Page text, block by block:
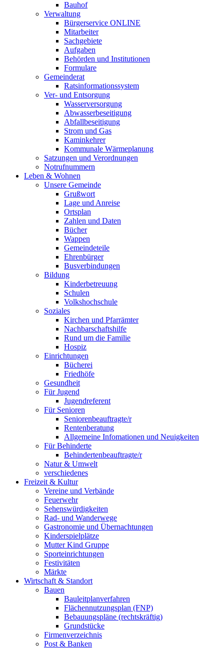
Bauhof
Verwaltung
Bürgerservice ONLINE
Mitarbeiter
Sachgebiete
Aufgaben
Behörden und Institutionen
Formulare
Gemeinderat
Ratsinformationssystem
Ver- und Entsorgung
Wasserversorgung
Abwasserbeseitigung
Abfallbeseitigung
Strom und Gas
Kaminkehrer
Kommunale Wärmeplanung
Satzungen und Verordnungen
Notrufnummern
Leben & Wohnen
Unsere Gemeinde
Grußwort
Lage und Anreise
Ortsplan
Zahlen und Daten
Bücher
Wappen
Gemeindeteile
Ehrenbürger
Busverbindungen
Bildung
Kinderbetreuung
Schulen
Volkshochschule
Soziales
Kirchen und Pfarrämter
Nachbarschaftshilfe
Rund um die Familie
Hospiz
Einrichtungen
Bücherei
Friedhöfe
Gesundheit
Für Jugend
Jugendreferent
Für Senioren
Seniorenbeauftragte/r
Rentenberatung
Allgemeine Infomationen und Neuigkeiten
Für Behinderte
Behindertenbeauftragte/r
Natur & Umwelt
verschiedenes
Freizeit & Kultur
Vereine und Verbände
Feuerwehr
Sehenswürdigkeiten
Rad- und Wanderwege
Gastronomie und Übernachtungen
Kinderspielplätze
Mutter Kind Gruppe
Sporteinrichtungen
Festivitäten
Märkte
Wirtschaft & Standort
Bauen
Bauleitplanverfahren
Flächennutzungsplan (FNP)
Bebauungspläne (rechtskräftig)
Grundstücke
Firmenverzeichnis
Post & Banken